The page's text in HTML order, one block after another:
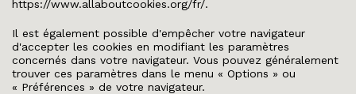
https://www.allaboutcookies.org/fr/.
Il est également possible d'empêcher votre navigateur
d'accepter les cookies en modifiant les paramètres
concernés dans votre navigateur. Vous pouvez généralement
trouver ces paramètres dans le menu « Options » ou
« Préférences » de votre navigateur.